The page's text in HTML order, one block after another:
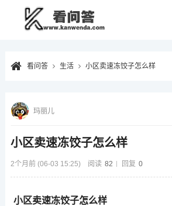
看问答 生活 小区卖速冻饺子怎么样
小区卖速冻饺子怎么样
2个月前 (06-03 15:25) 阅读 82 回复 0
玛丽儿
小区卖速冻饺子怎么样